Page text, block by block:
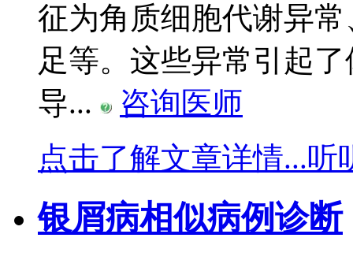
征为角质细胞代谢异
足等。这些异常引起
导...
咨询医师
点击了解文章详情...听
银屑病相似病例诊断